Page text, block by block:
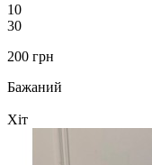
10
30
200 грн
Бажаний
Хіт